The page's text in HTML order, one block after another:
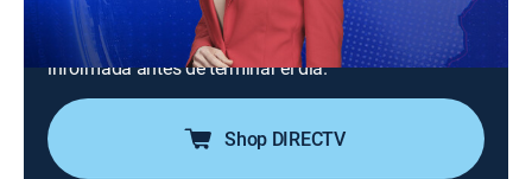
último minuto y registra con las cámaras desde el
lugar de los hechos para que la audiencia quede bien
informada antes de terminar el día.
Shop DIRECTV